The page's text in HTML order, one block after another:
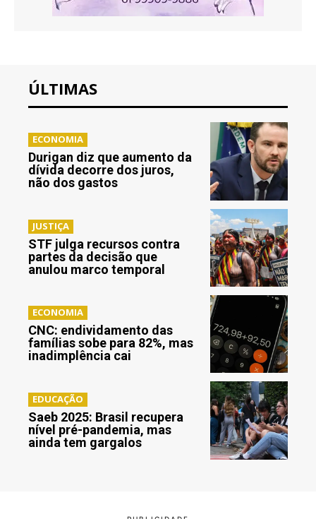
ÚLTIMAS
ECONOMIA
Durigan diz que aumento da
dívida decorre dos juros,
não dos gastos
JUSTIÇA
STF julga recursos contra
partes da decisão que
anulou marco temporal
ECONOMIA
CNC: endividamento das
famílias sobe para 82%, mas
inadimplência cai
EDUCAÇÃO
Saeb 2025: Brasil recupera
nível pré-pandemia, mas
ainda tem gargalos